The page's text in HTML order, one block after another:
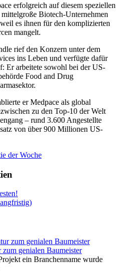
erfolgreich auf diesem speziellen
Biotech-Unternehmen
es ihnen für den komplizierten
mangelt.
rief den Konzern unter dem
ins Leben und verfügte dafür
Er arbeitete sowohl bei der US-
Food and Drug
er Medpace als global
zu den Top-10 der Welt
– rund 3.600 Angestellte
von über 900 Millionen US-
der Woche
genialen Baumeister
ein Branchenname wurde